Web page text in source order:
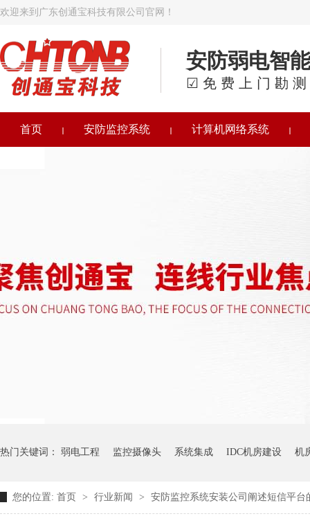
欢迎来到广东创通宝科技有限公司官网！
安防弱电智
☑免费上门勘
首页 安防监控系统 计算机网络系统
热门关键词： 弱电工程 监控摄像头 系统集成 IDC机房建设 机
您的位置: 首页 > 行业新闻 > 安防监控系统安装公司阐述短信平台